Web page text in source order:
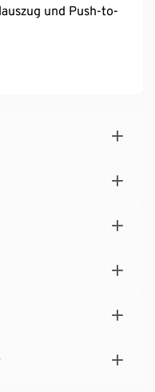
und Push-to-